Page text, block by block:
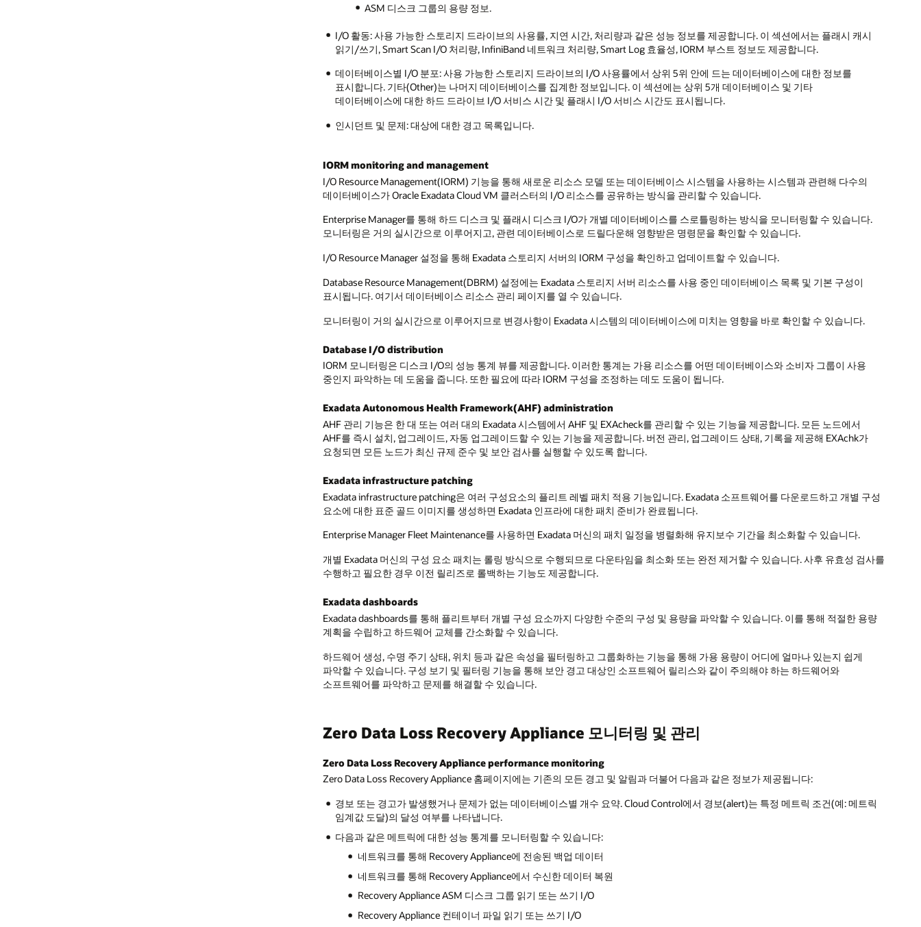
ASM 디스크 그룹의 용량 정보.
I/O 활동: 사용 가능한 스토리지 드라이브의 사용률, 지연 시간, 처리량과 같은 성능 정보를 제공합니다. 이 섹션에서는 플래시 캐시
읽기/쓰기, Smart Scan I/O 처리량, InfiniBand 네트워크 처리량, Smart Log 효율성, IORM 부스트 정보도 제공합니다.
데이터베이스별 I/O 분포: 사용 가능한 스토리지 드라이브의 I/O 사용률에서 상위 5위 안에 드는 데이터베이스에 대한 정보를
표시합니다. 기타(Other)는 나머지 데이터베이스를 집계한 정보입니다. 이 섹션에는 상위 5개 데이터베이스 및 기타
데이터베이스에 대한 하드 드라이브 I/O 서비스 시간 및 플래시 I/O 서비스 시간도 표시됩니다.
인시던트 및 문제: 대상에 대한 경고 목록입니다.
IORM monitoring and management
I/O Resource Management(IORM) 기능을 통해 새로운 리소스 모델 또는 데이터베이스 시스템을 사용하는 시스템과 관련해 다수의
데이터베이스가 Oracle Exadata Cloud VM 클러스터의 I/O 리소스를 공유하는 방식을 관리할 수 있습니다.
Enterprise Manager를 통해 하드 디스크 및 플래시 디스크 I/O가 개별 데이터베이스를 스로틀링하는 방식을 모니터링할 수 있습니다.
모니터링은 거의 실시간으로 이루어지고, 관련 데이터베이스로 드릴다운해 영향받은 명령문을 확인할 수 있습니다.
I/O Resource Manager 설정을 통해 Exadata 스토리지 서버의 IORM 구성을 확인하고 업데이트할 수 있습니다.
Database Resource Management(DBRM) 설정에는 Exadata 스토리지 서버 리소스를 사용 중인 데이터베이스 목록 및 기본 구성이
표시됩니다. 여기서 데이터베이스 리소스 관리 페이지를 열 수 있습니다.
모니터링이 거의 실시간으로 이루어지므로 변경사항이 Exadata 시스템의 데이터베이스에 미치는 영향을 바로 확인할 수 있습니다.
Database I/O distribution
IORM 모니터링은 디스크 I/O의 성능 통계 뷰를 제공합니다. 이러한 통계는 가용 리소스를 어떤 데이터베이스와 소비자 그룹이 사용
중인지 파악하는 데 도움을 줍니다. 또한 필요에 따라 IORM 구성을 조정하는 데도 도움이 됩니다.
Exadata Autonomous Health Framework(AHF) administration
AHF 관리 기능은 한 대 또는 여러 대의 Exadata 시스템에서 AHF 및 EXAcheck를 관리할 수 있는 기능을 제공합니다. 모든 노드에서
AHF를 즉시 설치, 업그레이드, 자동 업그레이드할 수 있는 기능을 제공합니다. 버전 관리, 업그레이드 상태, 기록을 제공해 EXAchk가
요청되면 모든 노드가 최신 규제 준수 및 보안 검사를 실행할 수 있도록 합니다.
Exadata infrastructure patching
Exadata infrastructure patching은 여러 구성요소의 플리트 레벨 패치 적용 기능입니다. Exadata 소프트웨어를 다운로드하고 개별 구성
요소에 대한 표준 골드 이미지를 생성하면 Exadata 인프라에 대한 패치 준비가 완료됩니다.
Enterprise Manager Fleet Maintenance를 사용하면 Exadata 머신의 패치 일정을 병렬화해 유지보수 기간을 최소화할 수 있습니다.
개별 Exadata 머신의 구성 요소 패치는 롤링 방식으로 수행되므로 다운타임을 최소화 또는 완전 제거할 수 있습니다. 사후 유효성 검사를
수행하고 필요한 경우 이전 릴리즈로 롤백하는 기능도 제공합니다.
Exadata dashboards
Exadata dashboards를 통해 플리트부터 개별 구성 요소까지 다양한 수준의 구성 및 용량을 파악할 수 있습니다. 이를 통해 적절한 용량
계획을 수립하고 하드웨어 교체를 간소화할 수 있습니다.
하드웨어 생성, 수명 주기 상태, 위치 등과 같은 속성을 필터링하고 그룹화하는 기능을 통해 가용 용량이 어디에 얼마나 있는지 쉽게
파악할 수 있습니다. 구성 보기 및 필터링 기능을 통해 보안 경고 대상인 소프트웨어 릴리스와 같이 주의해야 하는 하드웨어와
소프트웨어를 파악하고 문제를 해결할 수 있습니다.
Zero Data Loss Recovery Appliance 모니터링 및 관리
Zero Data Loss Recovery Appliance performance monitoring
Zero Data Loss Recovery Appliance 홈페이지에는 기존의 모든 경고 및 알림과 더불어 다음과 같은 정보가 제공됩니다:
경보 또는 경고가 발생했거나 문제가 없는 데이터베이스별 개수 요약. Cloud Control에서 경보(alert)는 특정 메트릭 조건(예: 메트릭
임계값 도달)의 달성 여부를 나타냅니다.
다음과 같은 메트릭에 대한 성능 통계를 모니터링할 수 있습니다:
네트워크를 통해 Recovery Appliance에 전송된 백업 데이터
네트워크를 통해 Recovery Appliance에서 수신한 데이터 복원
Recovery Appliance ASM 디스크 그룹 읽기 또는 쓰기 I/O
Recovery Appliance 컨테이너 파일 읽기 또는 쓰기 I/O